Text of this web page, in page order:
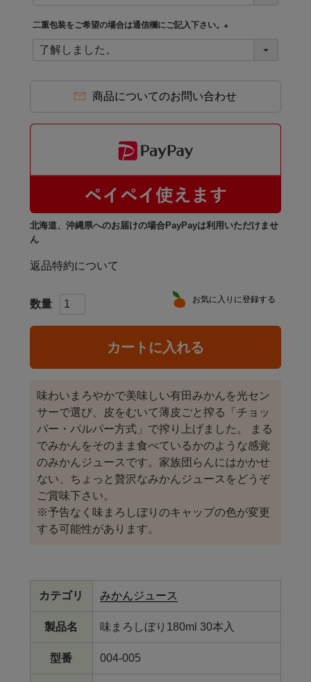
必
須
)
二重包装をご希望の場合は通信欄にご記入下さい。
必
)
商品についてのお問い合わせ
北海道、沖縄県へのお届けの場合PayPayは利用いただけませ
ん
返品特約について
お気に入りに登録する
カートに入れる
味わいまろやかで美味しい有田みかんを光セン
サーで選び、皮をむいて薄皮ごと搾る「チョッ
パー・パルパー方式」で搾り上げました。 まる
でみかんをそのまま食べているかのような感覚
のみかんジュースです。家族団らんにはかかせ
ない、ちょっと贅沢なみかんジュースをどうぞ
ご賞味下さい。
※予告なく味まろしぼりのキャップの色が変更
する可能性があります。
カテゴリ みかんジュース
製品名 味まろしぼり180ml 30本入
型番 004-005